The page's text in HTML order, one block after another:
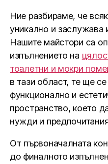
Ние разбираме, че
уникално и заслужава
Нашите майстори са
изпълнението на
тоалетни и мокри
в тази област, те ще
функционално и
пространство, което
нужди и
От първоначалната
до финалното